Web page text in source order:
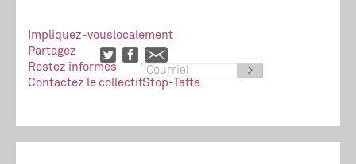
Impliquez-vouslocalement
Partagez
Restez informés
>
Contactez le collectifStop-Tafta